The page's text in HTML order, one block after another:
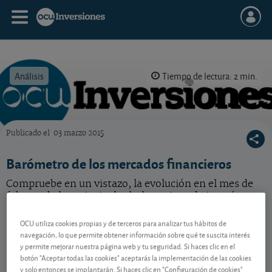
Análisis Tiempo de lectura: 2 min.
Publicado el 03 marzo 2015
Barómetro de los mercados financieros
Compruebe en un vistazo, la evolución en el mes de
febrero de las principales bolsas, tipos de interés y
Contenido reservado a SOCIOS
OCU utiliza cookies propias y de terceros para analizar tus hábitos de
navegación, lo que permite obtener información sobre qué te suscita interés
y permite mejorar nuestra página web y tu seguridad. Si haces clic en el
botón "Aceptar todas las cookies" aceptarás la implementación de las cookies
y solo entonces se implantarán. Si haces clic en "Configuración de cookies"